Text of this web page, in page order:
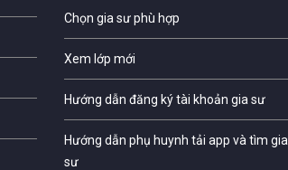
Chọn gia sư phù hợp
Xem lớp mới
Hướng dẫn đăng ký tài khoản gia sư
Hướng dẫn phụ huynh tải app và tìm gia
sư